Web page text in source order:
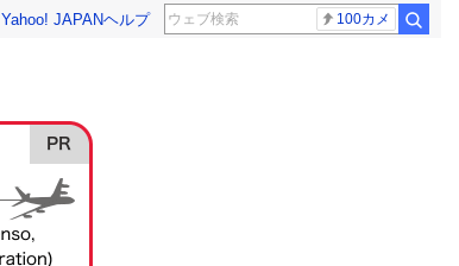
Yahoo! JAPANヘルプ 100カメ